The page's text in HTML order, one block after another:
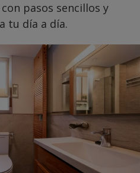
pasos sencillos y
tu día a día.